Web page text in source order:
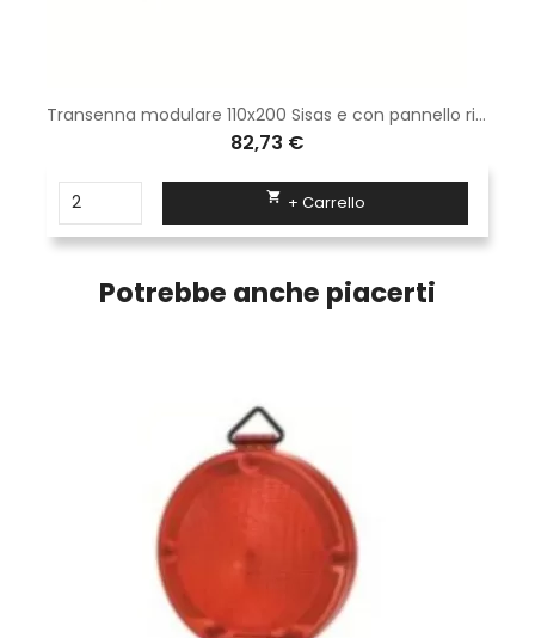
Transenna modulare 110x200 Sisas e con pannello rifrangente completa di zampe tipo normale
82,73 €
 + Carrello
Potrebbe anche piacerti